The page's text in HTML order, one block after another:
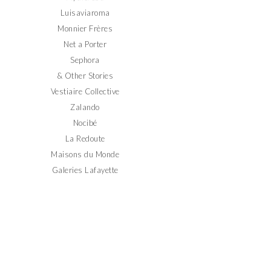
Luisaviaroma
Monnier Frères
Net a Porter
Sephora
& Other Stories
Vestiaire Collective
Zalando
Nocibé
La Redoute
Maisons du Monde
Galeries Lafayette